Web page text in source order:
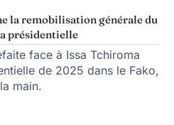
la remobilisation générale du
présidentielle
face à Issa Tchiroma
de 2025 dans le Fako,
main.